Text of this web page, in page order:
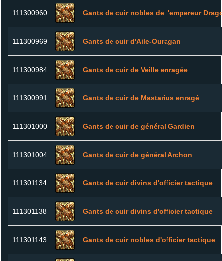
111300960 Gants de cuir nobles de l'empereur
111300969 Gants de cuir d'Aile-Ouragan
111300984 Gants de cuir de Veille enragée
111300991 Gants de cuir de Mastarius enragé
111301000 Gants de cuir de général Gardien
111301004 Gants de cuir de général Archon
111301134 Gants de cuir divins d'officier tactique
111301138 Gants de cuir divins d'officier tactique
111301143 Gants de cuir nobles d'officier tactique